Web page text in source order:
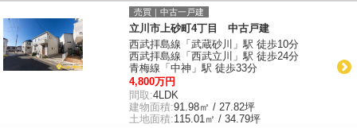
売買｜中古一戸建
立川市上砂町4丁目 中古戸建
西武拝島線「武蔵砂川」駅 徒歩10分
西武拝島線「西武立川」駅 徒歩24分
青梅線「中神」駅 徒歩33分
4,800万円
間取:4LDK
建物面積:91.98㎡ / 27.82坪
土地面積:115.01㎡ / 34.79坪